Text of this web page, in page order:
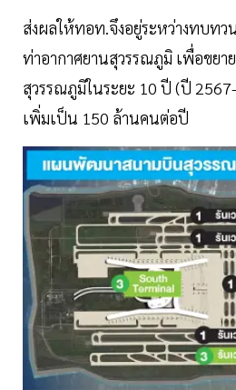
ส่งผลให้ทอท.จึงอยู่ระหว่างทบท
ท่าอากาศยานสุวรรณภูมิ เพื่อขย
สุวรรณภูมิในระยะ 10 ปี (ปี
เพิ่มเป็น 150 ล้านคนต่อปี